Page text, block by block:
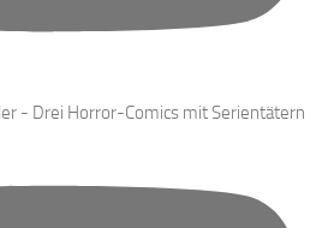
- Drei Horror-Comics mit Serientätern